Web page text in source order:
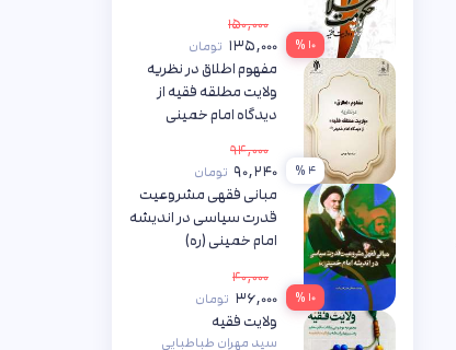
۱۰ %
۱۵۰,۰۰۰
۱۳۵,۰۰۰ تومان
۴ %
مفهوم اطلاق در نظریه
ولایت مطلقه فقیه از
دیدگاه امام خمینی
۹۴,۰۰۰
۹۰,۲۴۰ تومان
۱۰ %
مبانی فقهی مشروعیت
قدرت سیاسی در اندیشه
امام خمینی (ره)
۴۰,۰۰۰
۳۶,۰۰۰ تومان
ولایت فقیه
سید مهران طباطبایی